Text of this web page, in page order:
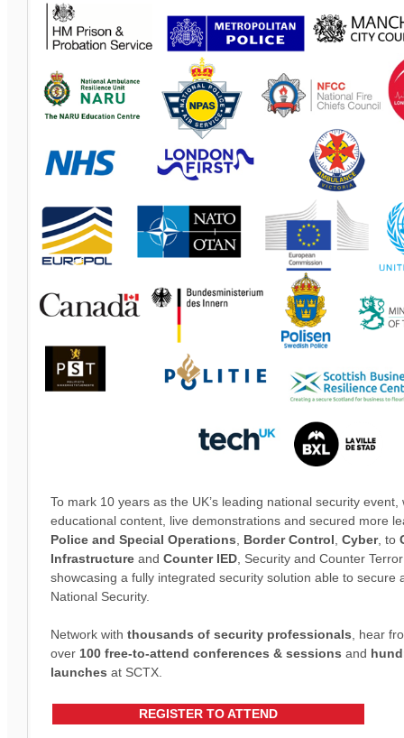
To mark 10 years as the UK’s leading national security
educational content, live demonstrations and secured more
Police and Special Operations
Border Control Cyber, to
Infrastructure and Counter IED , Security and Counter
showcasing a fully integrated security solution able to secure
National Security.
Network with thousands of security professionals , hear
over 100 free-to-attend conferences & sessions and
launches at SCTX.
REGISTER TO ATTEND